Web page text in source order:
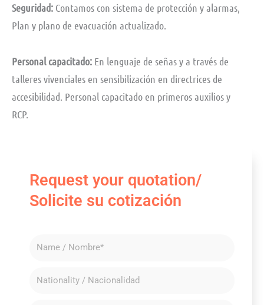
Seguridad: Contamos con sistema de protección y alarmas,
Plan y plano de evacuación actualizado.
Personal capacitado: En lenguaje de señas y a través de
talleres vivenciales en sensibilización en directrices de
accesibilidad. Personal capacitado en primeros auxilios y
RCP.
Request your quotation/
Solicite su cotización